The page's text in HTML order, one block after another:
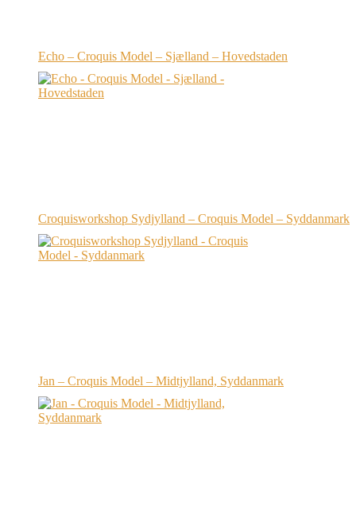
Echo – Croquis Model – Sjælland – Hovedstaden
Croquisworkshop Sydjylland – Croquis Model – Syddanmark
Jan – Croquis Model – Midtjylland, Syddanmark